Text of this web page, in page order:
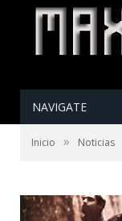
NAVIGATE
Inicio » Noticias